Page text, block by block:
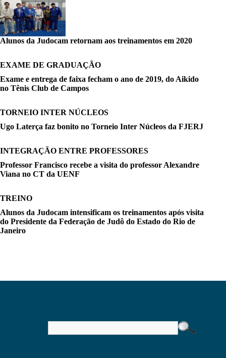
Alunos da Judocam retornam aos treinamentos em 2020
EXAME DE GRADUAÇÃO
Exame e entrega de faixa fecham o ano de 2019, do Aikido
no Tênis Club de Campos
TORNEIO INTER NÚCLEOS
Ugo Laterça faz bonito no Torneio Inter Núcleos da FJERJ
INTEGRAÇÃO ENTRE PROFESSORES
Professor Francisco recebe a visita do professor Alexandre
Viana no CT da UENF
TREINO
Alunos da Judocam intensificam os treinamentos após visita
do Presidente da Federação de Judô do Estado do Rio de
Janeiro